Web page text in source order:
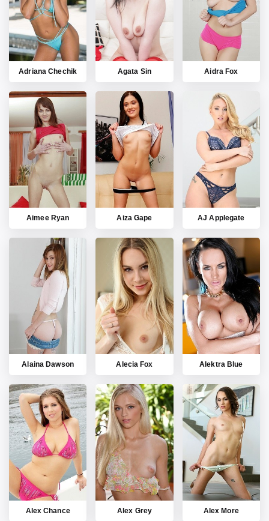
Adriana Chechik Agata Sin Aidra Fox
Aimee Ryan Aiza Gape AJ Applegate
Alaina Dawson Alecia Fox Alektra Blue
Alex Chance Alex Grey Alex More